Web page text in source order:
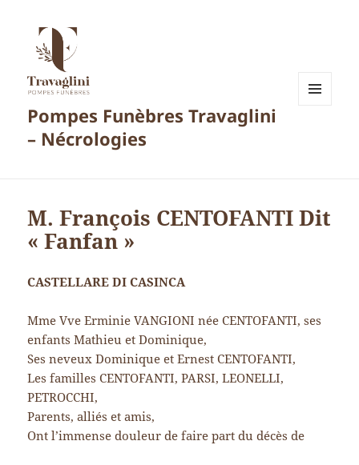
Pompes Funèbres Travaglini
– Nécrologies
M. François CENTOFANTI Dit
« Fanfan »
CASTELLARE DI CASINCA
Mme Vve Erminie VANGIONI née CENTOFANTI, ses
enfants Mathieu et Dominique,
Ses neveux Dominique et Ernest CENTOFANTI,
Les familles CENTOFANTI, PARSI, LEONELLI,
PETROCCHI,
Parents, alliés et amis,
Ont l’immense douleur de faire part du décès de